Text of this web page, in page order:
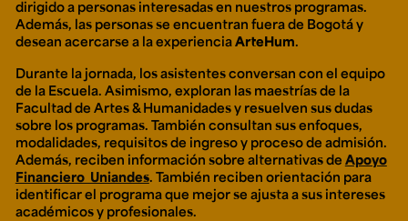
dirigido a personas interesadas en nuestros programas.
Además, las personas se encuentran fuera de Bogotá y
desean acercarse a la experiencia ArteHum
Durante la jornada, los asistentes conversan con el equipo
de la Escuela. Asimismo, exploran las maestrías de la
Facultad de Artes & Humanidades y resuelven sus dudas
sobre los programas. También consultan sus enfoques,
modalidades, requisitos de ingreso y proceso de admisión.
Además, reciben información sobre alternativas de Apoyo
Financiero Uniandes. También reciben orientación para
identificar el programa que mejor se ajusta a sus intereses
académicos y profesionales.